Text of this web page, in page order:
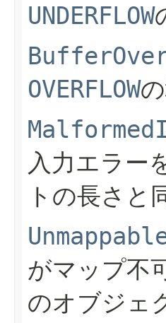
UNDERFLOW
OVERFLOW
入力エラー
トの長さと
がマップ不
のオブジェ